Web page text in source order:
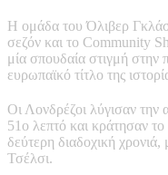
Η ομάδα του Όλιβερ
σεζόν και το Community
μία σπουδαία στιγμή στην
ευρωπαϊκό τίτλο της
Οι Λονδρέζοι λύγισαν την
51ο λεπτό και κράτησαν
δεύτερη διαδοχική
Τσέλσι.